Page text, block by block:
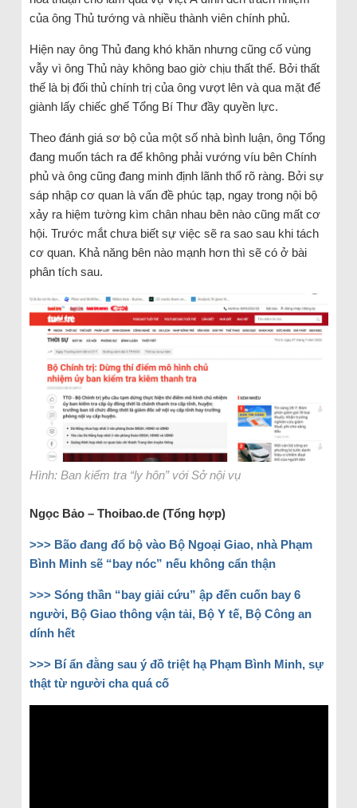
của ông Thủ tướng và nhiều thành viên chính phủ.
Hiện nay ông Thủ đang khó khăn nhưng cũng cố vùng
vẫy vì ông Thủ này không bao giờ chịu thất thế. Bởi thất
thế là bị đối thủ chính trị của ông vượt lên và qua mặt để
giành lấy chiếc ghế Tổng Bí Thư đầy quyền lực.
Theo đánh giá sơ bộ của một số nhà bình luận, ông Tổng
đang muốn tách ra để không phải vướng víu bên Chính
phủ và ông cũng đang minh định lãnh thổ rõ ràng. Bởi sự
sáp nhập cơ quan là vấn đề phúc tạp, ngay trong nội bộ
xảy ra hiệm tường kìm chân nhau bên nào cũng mất cơ
hội. Trước mắt chưa biết sự việc sẽ ra sao sau khi tách
cơ quan. Khả năng bên nào mạnh hơn thì sẽ có ở bài
phân tích sau.
Hình: Ban kiểm tra “ly hôn” với Sở nội vụ
Ngọc Bảo – Thoibao.de (Tổng hợp)
>>> Bão đang đổ bộ vào Bộ Ngoại Giao, nhà Phạm
Bình Minh sẽ “bay nóc” nếu không cẩn thận
>>> Sóng thần “bay giải cứu” ập đến cuốn bay 6
người, Bộ Giao thông vận tải, Bộ Y tế, Bộ Công an
dính hết
>>> Bí ẩn đằng sau ý đồ triệt hạ Phạm Bình Minh, sự
thật từ người cha quá cố